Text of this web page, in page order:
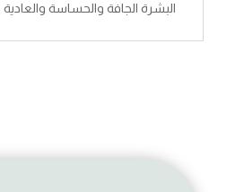
البشرة الجافة والحساسة والعادية